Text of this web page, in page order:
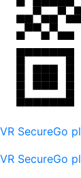
VR SecureGo
VR SecureGo